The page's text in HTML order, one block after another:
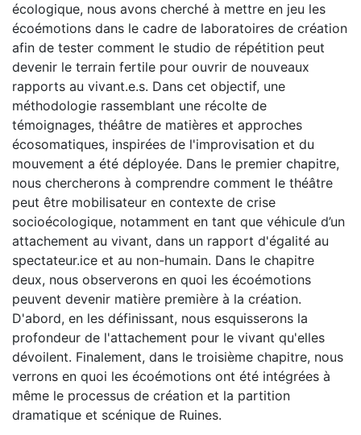
écologique, nous avons cherché à mettre en jeu les
écoémotions dans le cadre de laboratoires de création
afin de tester comment le studio de répétition peut
devenir le terrain fertile pour ouvrir de nouveaux
rapports au vivant.e.s. Dans cet objectif, une
méthodologie rassemblant une récolte de
témoignages, théâtre de matières et approches
écosomatiques, inspirées de l'improvisation et du
mouvement a été déployée. Dans le premier chapitre,
nous chercherons à comprendre comment le théâtre
peut être mobilisateur en contexte de crise
socioécologique, notamment en tant que véhicule d’un
attachement au vivant, dans un rapport d'égalité au
spectateur.ice et au non-humain. Dans le chapitre
deux, nous observerons en quoi les écoémotions
peuvent devenir matière première à la création.
D'abord, en les définissant, nous esquisserons la
profondeur de l'attachement pour le vivant qu'elles
dévoilent. Finalement, dans le troisième chapitre, nous
verrons en quoi les écoémotions ont été intégrées à
même le processus de création et la partition
dramatique et scénique de Ruines.